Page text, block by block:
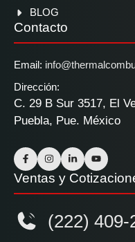
BLOG
Contacto
Email:
Dirección:
C. 29 B Sur 3517, El
Puebla, Pue. México
Ventas y
(222) 409-